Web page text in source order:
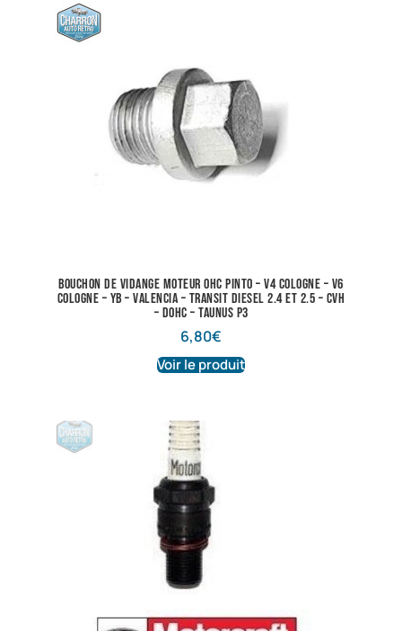
Bouchon de vidange Moteur OHC pinto – V4 Cologne – V6
Cologne – YB – valencia – Transit diesel 2.4 et 2.5 – CVH
– DOHC – Taunus P3
6,80€
Voir le produit